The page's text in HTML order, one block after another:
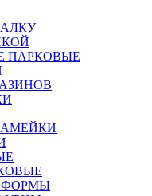
ПАРКОВЫЕ
ФОРМЫ